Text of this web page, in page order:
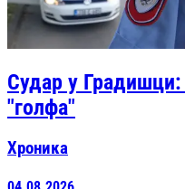
Судар у Градишци:
"голфа"
Хроника